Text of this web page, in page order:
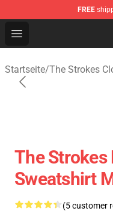
FREE
Open menu
Startseite/The Strokes
The Strokes
Sweatshirt
(5 customer